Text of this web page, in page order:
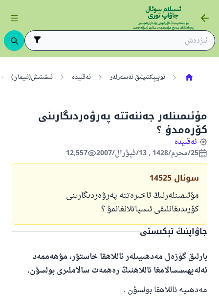
ئوبيېكتىپلىق ئەسەرلەر ئەقىيدە ئىشىنىش(ئىيمان)
مۇئىمىنلەر جەننەتتە پەرۋەردىگارىنى
كۆرەمدۇ ؟
ئەقىيدە
25/محرم/1428 , 13/فېۋرال/2007
12,557
سوئال 14525
مۇئىمىنلەرنىڭ ئاخىرەتتە پەرۋەردىگارىنى
كۆرىدىغانلىقى ئىسپاتلانغانمۇ ؟
جاۋاپنىڭ تېكىستى
بارلىق گۈزەل مەدھىيىلەر ئاللاھقا خاستۇر، مۇھەممەد
ئەلەيھىسسالامغا ئاللاھنىڭ رەھمەت سالاملىرى بولسۇن.
مەدھىيە ئاللاھقا بولسۇن .